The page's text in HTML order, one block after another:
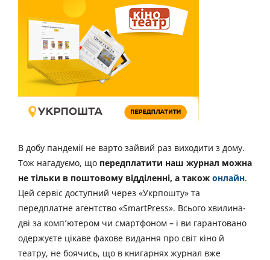
В добу пандемії не варто зайвий раз виходити з дому.
Тож нагадуємо, що передплатити наш журнал можна
не тільки в поштовому відділенні, а також онлайн.
Цей сервіс доступний через «Укрпошту» та
передплатне агентство «SmartPress». Всього хвилина-
дві за комп’ютером чи смартфоном – і ви гарантовано
одержуєте цікаве фахове видання про світ кіно й
театру, не боячись, що в книгарнях журнал вже